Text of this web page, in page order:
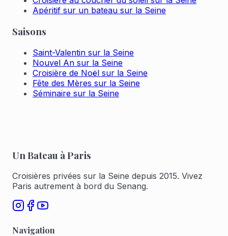
Apéritif sur un bateau sur la Seine
Saisons
Saint-Valentin sur la Seine
Nouvel An sur la Seine
Croisière de Noël sur la Seine
Fête des Mères sur la Seine
Séminaire sur la Seine
Un Bateau à Paris
Croisières privées sur la Seine depuis 2015. Vivez
Paris autrement à bord du Senang.
Navigation